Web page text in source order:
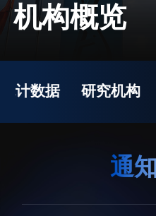
机构简介
院长寄语
研究队伍
机构概览
统计数据 研究机构
通